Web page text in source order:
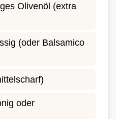
Olivenöl (extra
(oder Balsamico
oder